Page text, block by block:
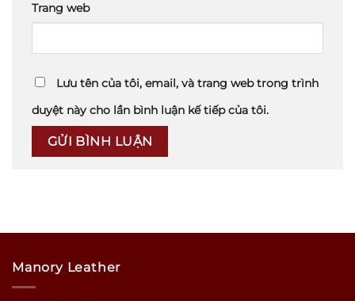
Trang web
Lưu tên của tôi, email, và trang web trong trình
duyệt này cho lần bình luận kế tiếp của tôi.
Manory Leather